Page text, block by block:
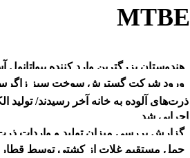
MTBE
هندوستان بزرگترین وارد کننده بیواتانول
26
فروردین
ورود شرکت گسترش سوخت سبز
17
فروردین
ذرت‌های آلوده به خانه آخر رسیدند/ تولید
اجرایی شد
11
گزارش بررسی میزان تولید و واردات
حمل مستقیم غلات از کشتی توسط